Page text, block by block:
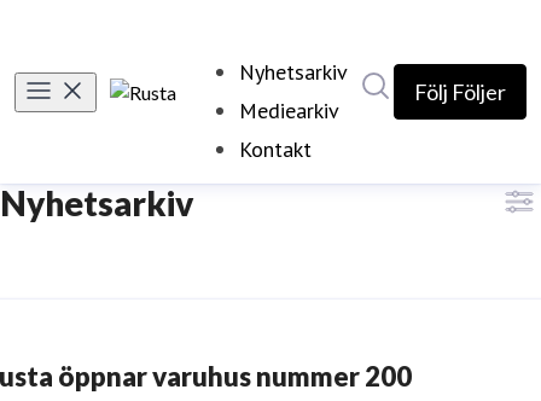
Nyhetsarkiv
Mediearkiv
Kontakt
Följ Följer
Nyhetsarkiv
öppnar varuhus nummer 200